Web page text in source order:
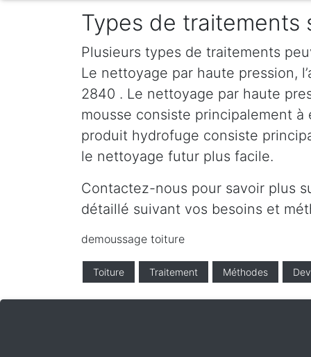
Types de traitements
Plusieurs types de traitements
Le nettoyage par haute pression,
2840 . Le nettoyage par haute
mousse consiste principalement à
produit hydrofuge consiste
le nettoyage futur plus facile.
Contactez-nous pour savoir plus
détaillé suivant vos besoins et
demoussage toiture
Toiture Traitement Méthodes